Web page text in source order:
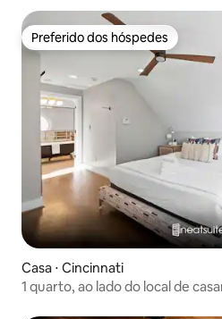
Preferido dos hóspedes
Preferido dos hóspedes
Casa ⋅ Cincinnati
1 quarto, ao lado do local de